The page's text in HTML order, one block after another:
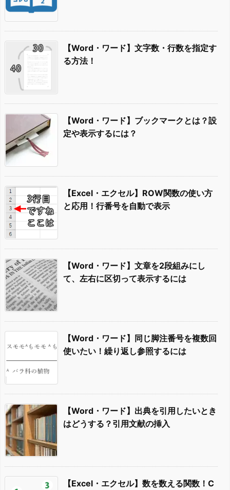
【Word・ワード】文字数・行数を指定す
る方法！
【Word・ワード】ブックマークとは？設
定や表示するには？
【Excel・エクセル】ROW関数の使い方
と応用！行番号を自動で表示
【Word・ワード】文章を2段組みにし
て、左右に区切って表示するには
【Word・ワード】同じ脚注番号を複数回
使いたい！繰り返し参照するには
【Word・ワード】出典を引用したいとき
はどうする？引用文献の挿入
【Excel・エクセル】数を数える関数！C